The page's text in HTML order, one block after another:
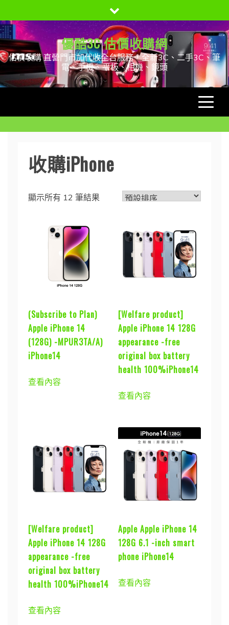
to
content
優酷3C 估價收購網
估價收購 直營門市加代收全台服務，全新3C、二手3C、筆
電、手機、平板、相機、鏡頭
收購iPhone
顯示所有 12 筆結果
(Subscribe to Plan)
Apple iPhone 14
(128G) -MPUR3TA/A)
iPhone14
查看內容
[Welfare product]
Apple iPhone 14 128G
appearance -free
original box battery
health 100%iPhone14
查看內容
[Welfare product]
Apple iPhone 14 128G
appearance -free
original box battery
health 100%iPhone14
查看內容
Apple Apple iPhone 14
128G 6.1 -inch smart
phone iPhone14
查看內容